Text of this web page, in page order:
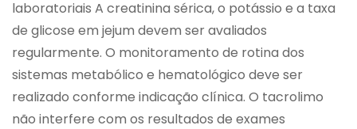
laboratoriais A creatinina sérica, o potássio e a taxa
de glicose em jejum devem ser avaliados
regularmente. O monitoramento de rotina dos
sistemas metabólico e hematológico deve ser
realizado conforme indicação clínica. O tacrolimo
não interfere com os resultados de exames